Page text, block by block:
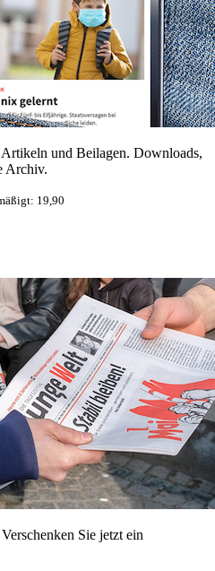
und Beilagen. Downloads,
Archiv.
19,90
Verschenken Sie jetzt ein